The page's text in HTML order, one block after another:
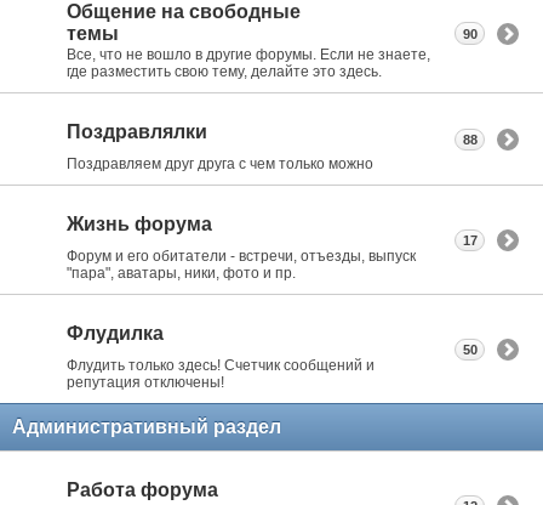
Общение на свободные
темы
Все, что не вошло в другие форумы. Если не знаете,
где разместить свою тему, делайте это здесь.
90
Поздравлялки
Поздравляем друг друга с чем только можно
88
Жизнь форума
Форум и его обитатели - встречи, отъезды, выпуск
"пара", аватары, ники, фото и пр.
17
Флудилка
Флудить только здесь! Счетчик сообщений и
репутация отключены!
50
Административный раздел
Работа форума